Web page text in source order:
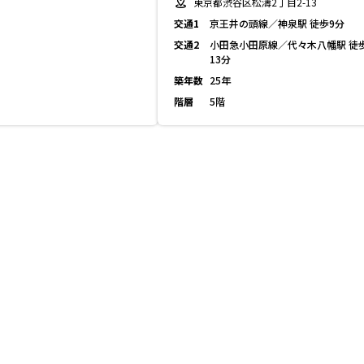
交通1
京王井の頭線／神泉駅 徒歩9分
交通2
小田急小田原線／代々木八幡駅 徒
13分
築年数 25年
階層
5階